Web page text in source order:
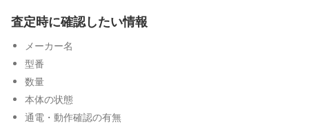
査定時に確認したい情報
メーカー名
型番
数量
本体の状態
通電・動作確認の有無